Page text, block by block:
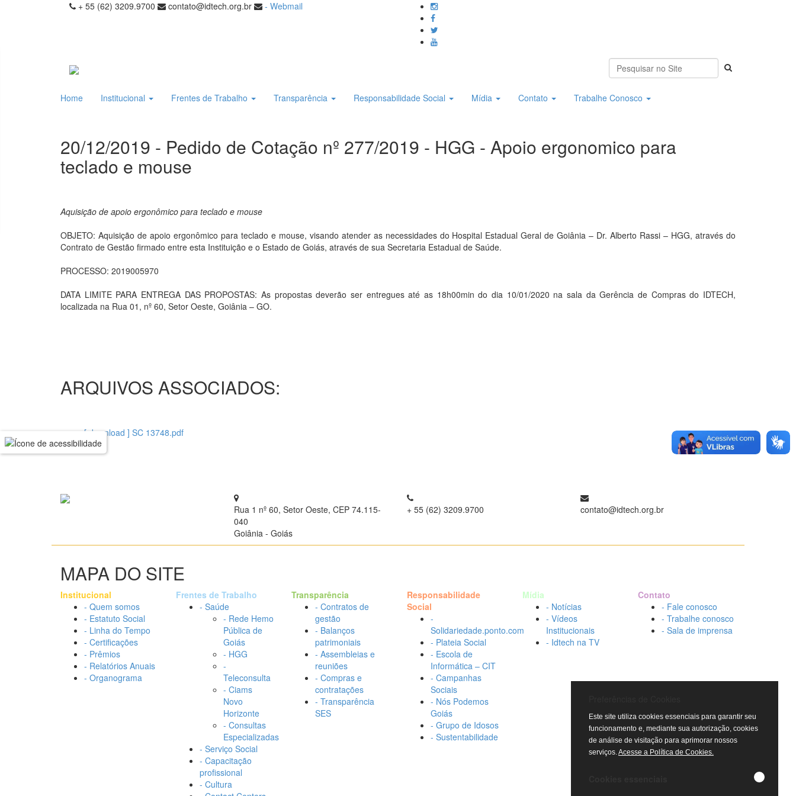
+ 55 (62) 3209.9700 contato@idtech.org.br - Webmail
Home Institucional Frentes de Trabalho Transparência Responsabilidade Social Mídia Contato Trabalhe Conosco
20/12/2019 - Pedido de Cotação nº 277/2019 - HGG - Apoio ergonomico para
teclado e mouse
Aquisição de apoio ergonômico para teclado e mouse
OBJETO: Aquisição de apoio ergonômico para teclado e mouse, visando atender as necessidades do Hospital Estadual Geral de Goiânia – Dr. Alberto Rassi – HGG, através do
Contrato de Gestão firmado entre esta Instituição e o Estado de Goiás, através de sua Secretaria Estadual de Saúde.
PROCESSO: 2019005970
DATA LIMITE PARA ENTREGA DAS PROPOSTAS: As propostas deverão ser entregues até as 18h00min do dia 10/01/2020 na sala da Gerência de Compras do IDTECH,
localizada na Rua 01, nº 60, Setor Oeste, Goiânia – GO.
ARQUIVOS ASSOCIADOS:
[ download ] SC 13748.pdf
Rua 1 nº 60, Setor Oeste, CEP 74.115-
040
Goiânia - Goiás
+ 55 (62) 3209.9700 contato@idtech.org.br
MAPA DO SITE
Institucional
- Quem somos
- Estatuto Social
- Linha do Tempo
- Certificações
- Prêmios
- Relatórios Anuais
- Organograma
Frentes de Trabalho
- Saúde
- Rede Hemo
Pública de
Goiás
- HGG
-
Teleconsulta
- Ciams
Novo
Horizonte
- Consultas
Especializadas
- Serviço Social
- Capacitação
profissional
- Cultura
Transparência
- Contratos de
gestão
- Balanços
patrimoniais
- Assembleias e
reuniões
- Compras e
contratações
- Transparência
SES
Responsabilidade
Social
-
Solidariedade.ponto.com
- Plateia Social
- Escola de
Informática – CIT
- Campanhas
Sociais
- Nós Podemos
Goiás
- Grupo de Idosos
- Sustentabilidade
Mídia
- Notícias
- Vídeos
Institucionais
- Idtech na TV
Contato
- Fale conosco
- Trabalhe conosco
- Sala de imprensa
Este site utiliza cookies essenciais para garantir seu
funcionamento e, mediante sua autorização, cookies
de análise de visitação para aprimorar nossos
serviços.Acesse a Política de Cookies.